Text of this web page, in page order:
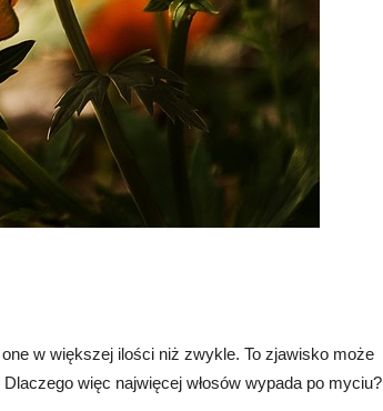
w większej ilości niż zwykle. To zjawisko może
więc najwięcej włosów wypada po myciu?